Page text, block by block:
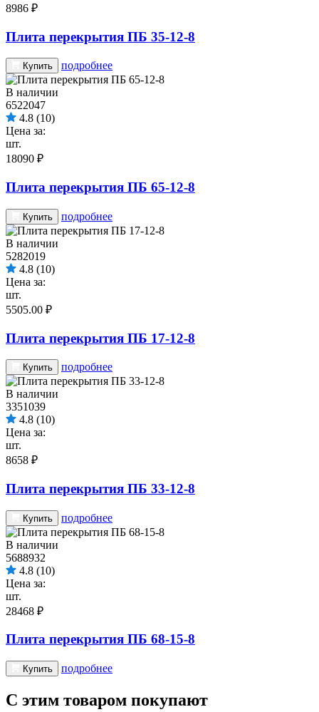
8986 ₽
Плита перекрытия ПБ 35-12-8
Купить подробнее
В наличии
6522047
4.8 (10)
Цена за:
шт.
18090 ₽
Плита перекрытия ПБ 65-12-8
Купить подробнее
В наличии
5282019
4.8 (10)
Цена за:
шт.
5505.00 ₽
Плита перекрытия ПБ 17-12-8
Купить подробнее
В наличии
3351039
4.8 (10)
Цена за:
шт.
8658 ₽
Плита перекрытия ПБ 33-12-8
Купить подробнее
В наличии
5688932
4.8 (10)
Цена за:
шт.
28468 ₽
Плита перекрытия ПБ 68-15-8
Купить подробнее
С этим товаром покупают